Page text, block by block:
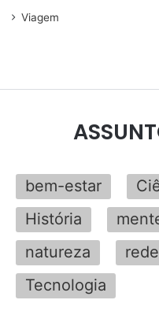
Viagem
bem-estar
História
natureza
Tecnologia